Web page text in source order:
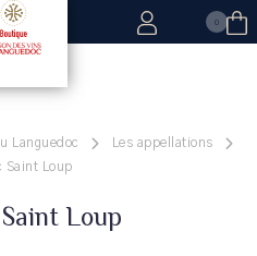
0
Languedoc
Les appellations
Saint Loup
Loup